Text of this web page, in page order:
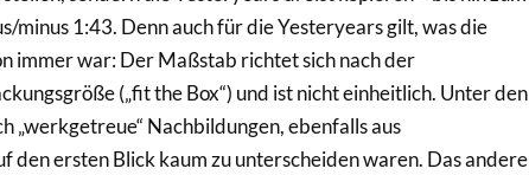
minus 1:43. Denn auch für die Yesteryears gilt, was die
immer war: Der Maßstab richtet sich nach der
(„fit the Box“) und ist nicht einheitlich. Unter den
„werkgetreue“ Nachbildungen, ebenfalls aus
den ersten Blick kaum zu unterscheiden waren. Das andere